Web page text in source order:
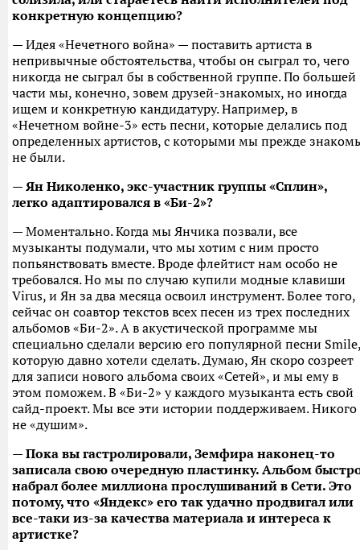
конкретную концепцию?
— Идея «Нечетного война» — поставить артиста в
непривычные обстоятельства, чтобы он сыграл то, чего
никогда не сыграл бы в собственной группе. По большей
части мы, конечно, зовем друзей-знакомых, но иногда
ищем и конкретную кандидатуру. Например, в
«Нечетном войне-3» есть песни, которые делались под
определенных артистов, с которыми мы прежде
не были.
— Ян Николенко, экс-участник группы «Сплин»,
легко адаптировался в «Би-2»?
— Моментально. Когда мы Янчика позвали, все
музыканты подумали, что мы хотим с ним просто
попьянствовать вместе. Вроде флейтист нам особо не
требовался. Но мы по случаю купили модные клавиши
Virus, и Ян за два месяца освоил инструмент. Более того,
сейчас он соавтор текстов всех песен из трех последних
альбомов «Би-2». А в акустической программе мы
специально сделали версию его популярной песни Smile,
которую давно хотели сделать. Думаю, Ян скоро созреет
для записи нового альбома своих «Сетей», и мы ему в
этом поможем. В «Би-2» у каждого музыканта есть свой
сайд-проект. Мы все эти истории поддерживаем. Никого
не «душим».
— Пока вы гастролировали, Земфира наконец-то
записала свою очередную пластинку. Альбом
набрал более миллиона прослушиваний в Сети. Это
потому, что «Яндекс» его так удачно продвигал или
все-таки из-за качества материала и интереса к
артистке?